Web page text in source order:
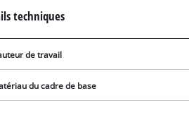
techniques
de travail
du cadre de base